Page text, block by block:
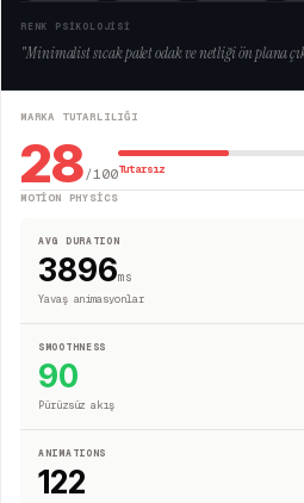
RENK PSİKOLOJİSİ
"Minimalist sıcak palet odak ve netliği ön plana
MARKA TUTARLILIĞI
28/100Tutarsız
MOTION PHYSICS
AVG DURATION
3896ms
Yavaş animasyonlar
SMOOTHNESS
90
Pürüzsüz akış
ANIMATIONS
122